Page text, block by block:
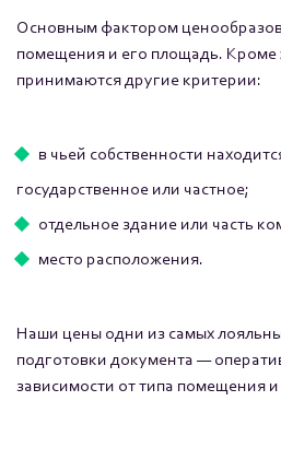
Основным фактором
помещения и его площадь. Кроме
принимаются другие критерии:
в чьей собственности
государственное или частное;
отдельное здание или часть
место расположения.
Наши цены одни из самых
подготовки документа —
зависимости от типа помещения и